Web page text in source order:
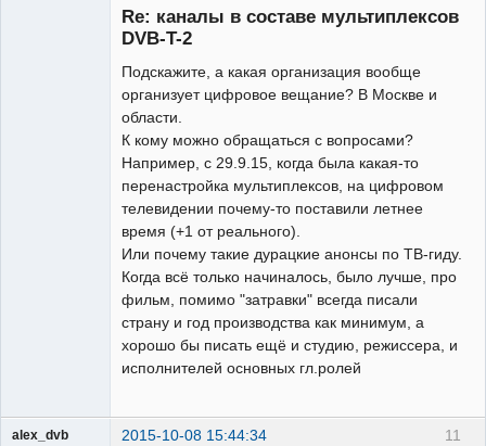
Re: каналы в составе мультиплексов
DVB-T-2
Подскажите, а какая организация вообще
организует цифровое вещание? В Москве и
области.
К кому можно обращаться с вопросами?
Например, с 29.9.15, когда была какая-то
перенастройка мультиплексов, на цифровом
телевидении почему-то поставили летнее
время (+1 от реального).
Или почему такие дурацкие анонсы по ТВ-гиду.
Когда всё только начиналось, было лучше, про
фильм, помимо "затравки" всегда писали
страну и год производства как минимум, а
хорошо бы писать ещё и студию, режиссера, и
исполнителей основных гл.ролей
11
alex_dvb 2015-10-08 15:44:34